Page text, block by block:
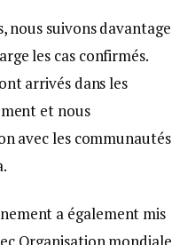
nous suivons davantage
les cas confirmés.
arrivés dans les
et nous
avec les communautés
a également mis
Organisation mondiale